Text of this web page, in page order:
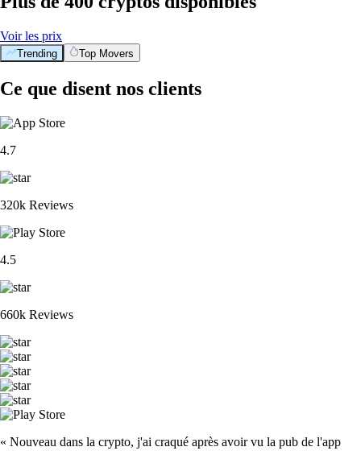
Voir les prix
Trending Top Movers
Ce que disent nos clients
4.7
320k Reviews
4.5
660k Reviews
« Nouveau dans la crypto, j'ai craqué après avoir vu la pub de l'app